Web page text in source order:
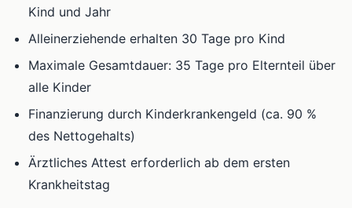
Kind und Jahr
Alleinerziehende erhalten 30 Tage pro Kind
Maximale Gesamtdauer: 35 Tage pro Elternteil über
alle Kinder
Finanzierung durch Kinderkrankengeld (ca. 90 %
des Nettogehalts)
Ärztliches Attest erforderlich ab dem ersten
Krankheitstag